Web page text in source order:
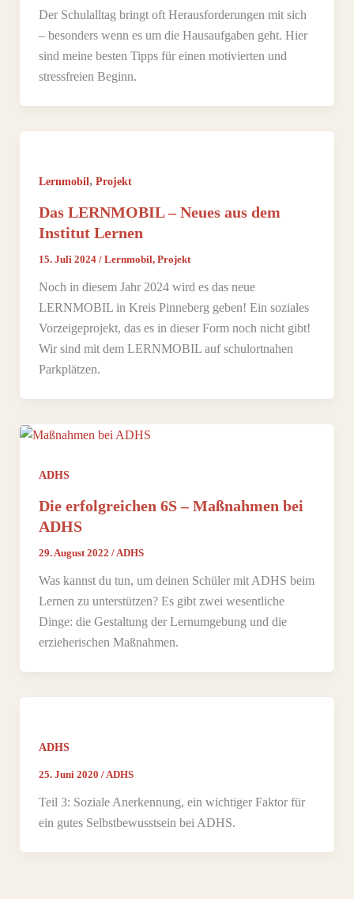
Der Schulalltag bringt oft Herausforderungen mit sich
– besonders wenn es um die Hausaufgaben geht. Hier
sind meine besten Tipps für einen motivierten und
stressfreien Beginn.
Lernmobil , Projekt
Das LERNMOBIL – Neues aus dem
Institut Lernen
15. Juli 2024 / Lernmobil, Projekt
Noch in diesem Jahr 2024 wird es das neue
LERNMOBIL in Kreis Pinneberg geben! Ein soziales
Vorzeigeprojekt, das es in dieser Form noch nicht gibt!
Wir sind mit dem LERNMOBIL auf schulortnahen
Parkplätzen.
ADHS
Die erfolgreichen 6S – Maßnahmen bei
ADHS
29. August 2022 / ADHS
Was kannst du tun, um deinen Schüler mit ADHS beim
Lernen zu unterstützen? Es gibt zwei wesentliche
Dinge: die Gestaltung der Lernumgebung und die
erzieherischen Maßnahmen.
ADHS
25. Juni 2020 / ADHS
Teil 3: Soziale Anerkennung, ein wichtiger Faktor für
ein gutes Selbstbewusstsein bei ADHS.